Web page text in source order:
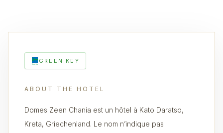
GREEN KEY
ABOUT THE HOTEL
Domes Zeen Chania est un hôtel à Kato Daratso,
Kreta, Griechenland. Le nom n’indique pas